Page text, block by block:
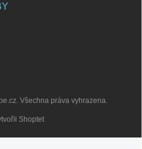
Shoptet
. Všechna práva vyhrazena.